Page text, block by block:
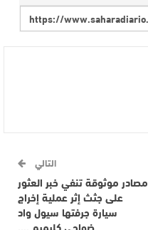
التالي
مصادر موثوقة تنفي خبر العثور
على جثث إثر عملية إخراج
سيارة جرفتها سيول واد